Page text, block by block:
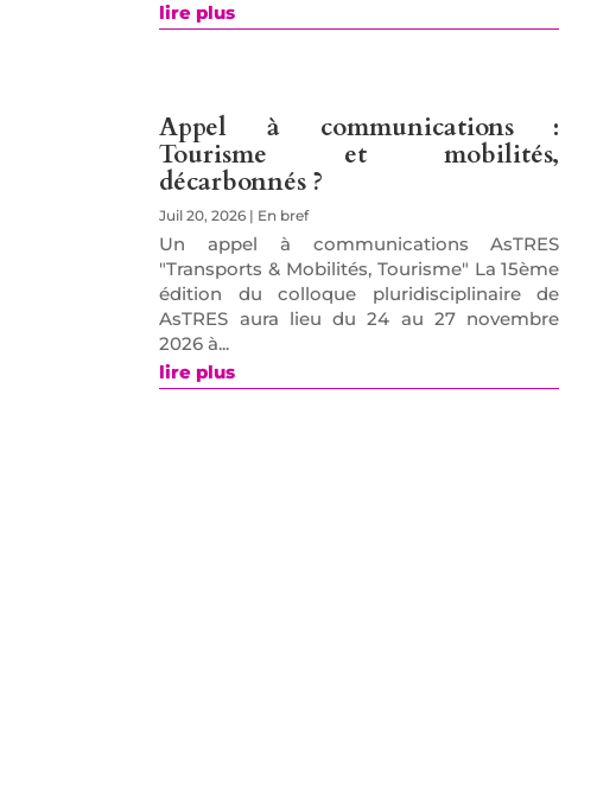
lire plus
Appel à communications :
Tourisme et mobilités,
décarbonnés ?
Juil 20, 2026 | En bref
Un appel à communications AsTRES
"Transports & Mobilités, Tourisme" La 15ème
édition du colloque pluridisciplinaire de
AsTRES aura lieu du 24 au 27 novembre
2026 à...
lire plus